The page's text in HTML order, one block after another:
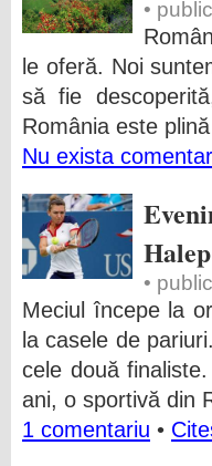
•
le oferă. Noi
să fie
România este
Nu exista
•
Meciul începe la
la casele de
cele două
ani, o sportivă din
1 comentariu •